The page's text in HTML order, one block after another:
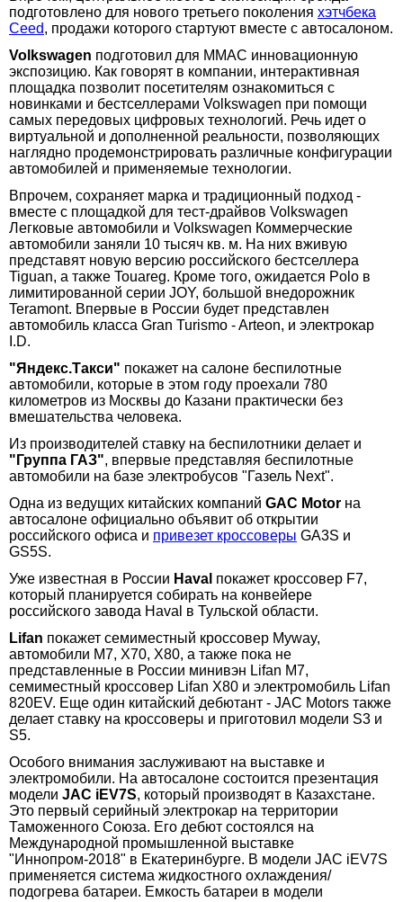
подготовлено для нового третьего поколения хэтчбека
Ceed, продажи которого стартуют вместе с автосалоном.
Volkswagen подготовил для ММАС инновационную
экспозицию. Как говорят в компании, интерактивная
площадка позволит посетителям ознакомиться с
новинками и бестселлерами Volkswagen при помощи
самых передовых цифровых технологий. Речь идет о
виртуальной и дополненной реальности, позволяющих
наглядно продемонстрировать различные конфигурации
автомобилей и применяемые технологии.
Впрочем, сохраняет марка и традиционный подход -
вместе с площадкой для тест-драйвов Volkswagen
Легковые автомобили и Volkswagen Коммерческие
автомобили заняли 10 тысяч кв. м. На них вживую
представят новую версию российского бестселлера
Tiguan, а также Touareg. Кроме того, ожидается Polo в
лимитированной серии JOY, большой внедорожник
Teramont. Впервые в России будет представлен
автомобиль класса Gran Turismo - Arteon, и электрокар
I.D.
"Яндекс.Такси" покажет на салоне беспилотные
автомобили, которые в этом году проехали 780
километров из Москвы до Казани практически без
вмешательства человека.
Из производителей ставку на беспилотники делает и
"Группа ГАЗ", впервые представляя беспилотные
автомобили на базе электробусов "Газель Next".
Одна из ведущих китайских компаний GAC Motor на
автосалоне официально объявит об открытии
российского офиса и привезет кроссоверы GA3S и
GS5S.
Уже известная в России Haval покажет кроссовер F7,
который планируется собирать на конвейере
российского завода Haval в Тульской области.
Lifan покажет семиместный кроссовер Myway,
автомобили М7, X70, Х80, а также пока не
представленные в России минивэн Lifan M7,
семиместный кроссовер Lifan X80 и электромобиль Lifan
820EV. Еще один китайский дебютант - JAC Motors также
делает ставку на кроссоверы и приготовил модели S3 и
S5.
Особого внимания заслуживают на выставке и
электромобили. На автосалоне состоится презентация
модели JAC iEV7S, который производят в Казахстане.
Это первый серийный электрокар на территории
Таможенного Союза. Его дебют состоялся на
Международной промышленной выставке
"Иннопром-2018" в Екатеринбурге. В модели JAC iEV7S
применяется система жидкостного охлаждения/
подогрева батареи. Емкость батареи в модели